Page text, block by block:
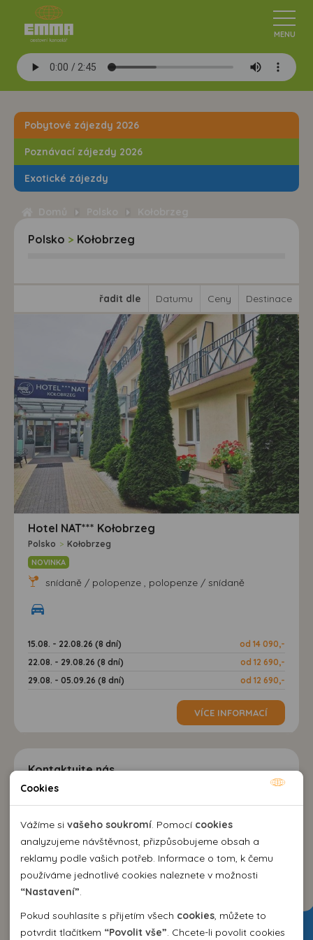
Pobytové zájezdy 2026
Poznávací zájezdy 2026
Exotické zájezdy
Polsko > Kołobrzeg
řadit dle Datumu Ceny Destinace
Hotel NAT*** Kołobrzeg
Polsko > Kołobrzeg
NOVINKA
snídaně / polopenze , polopenze / snídaně
15.08. - 22.08.26 (8 dní)
od 14 090,-
22.08. - 29.08.26 (8 dní)
od 12 690,-
29.08. - 05.09.26 (8 dní)
od 12 690,-
VÍCE INFORMACÍ
Kontaktujte nás
EMMA Agency spol. s r.o.
cestovní kancelář
Kozí 10, 602 00 Brno
+420 542 214 343
emma@emma.cz
Cookies
Vážíme si vašeho soukromí. Pomocí cookies
analyzujeme návštěvnost, přizpůsobujeme obsah a
reklamy podle vašich potřeb. Informace o tom, k čemu
používáme jednotlivé cookies naleznete v možnosti
“Nastavení”.
Pokud souhlasíte s přijetím všech cookies, můžete to
potvrdit tlačítkem “Povolit vše”. Chcete-li povolit cookies
Nutné cookies pomáhají, aby byla webová stránka
použitelná tak, že umožní základní funkce jako navigace
stránky a přístup k zabezpečeným sekcím webové stránky.
Webová stránka nemůže správně fungovat bez těchto
cookies.
Analytické cookies